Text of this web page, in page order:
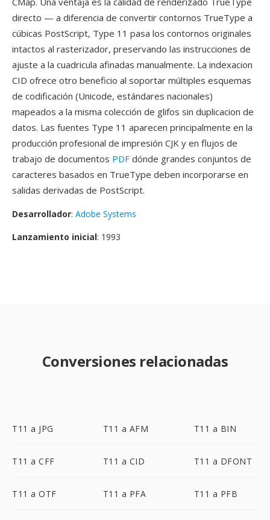
directo — a diferencia de convertir contornos TrueType a
cúbicas PostScript, Type 11 pasa los contornos originales
intactos al rasterizador, preservando las instrucciones de
ajuste a la cuadricula afinadas manualmente. La indexacion
CID ofrece otro beneficio al soportar múltiples esquemas
de codificación (Unicode, estándares nacionales)
mapeados a la misma colección de glifos sin duplicacion de
datos. Las fuentes Type 11 aparecen principalmente en la
producción profesional de impresión CJK y en flujos de
trabajo de documentos PDF dónde grandes conjuntos de
caracteres basados en TrueType deben incorporarse en
salidas derivadas de PostScript.
Desarrollador: Adobe Systems
Lanzamiento inicial: 1993
Conversiones relacionadas
T11 a JPG T11 a AFM T11 a BIN
T11 a CFF T11 a CID T11 a DFONT
T11 a OTF T11 a PFA T11 a PFB